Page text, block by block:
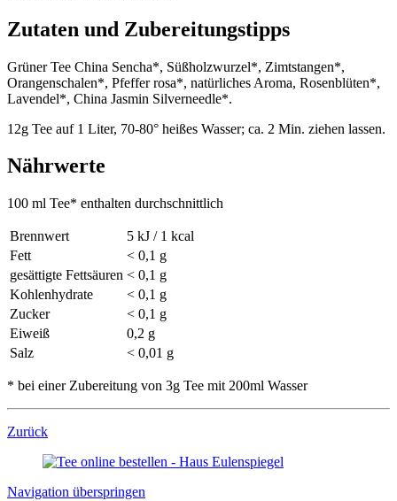
Zutaten und Zubereitungstipps
Grüner Tee China Sencha*, Süßholzwurzel*, Zimtstangen*,
Orangenschalen*, Pfeffer rosa*, natürliches Aroma, Rosenblüten*,
Lavendel*, China Jasmin Silverneedle*.
12g Tee auf 1 Liter, 70-80° heißes Wasser; ca. 2 Min. ziehen lassen.
Nährwerte
100 ml Tee* enthalten durchschnittlich
Brennwert
5 kJ / 1 kcal
Fett
< 0,1 g
gesättigte Fettsäuren < 0,1 g
Kohlenhydrate
< 0,1 g
Zucker
< 0,1 g
Eiweiß
0,2 g
Salz
< 0,01 g
* bei einer Zubereitung von 3g Tee mit 200ml Wasser
Zurück
Navigation überspringen